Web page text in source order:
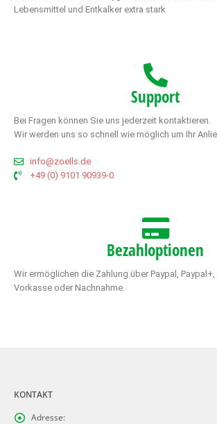
Lebensmittel und Entkalker extra stark
Support
Bei Fragen können Sie uns jederzeit kontaktieren.
Wir werden uns so schnell wie möglich um Ihr
info@zoells.de
+49 (0) 9101 90939-0
Bezahloptionen
Wir ermöglichen die Zahlung über Paypal, Paypal+,
Vorkasse oder Nachnahme.
KONTAKT
Adresse: